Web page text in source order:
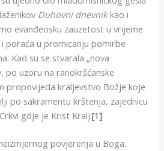
Duhovni dnevnikkao i
evanđeosku zauzetost u vrijeme
poraća u promicanju pomirbe
Kad su se stvarala „nova
po uzoru na ranokršćanske
propovijeda kraljevstvo Božje koje
po sakramentu krštenja, zajednicu
gdje je Krist Kralj.[1]
povjerenja u Boga.